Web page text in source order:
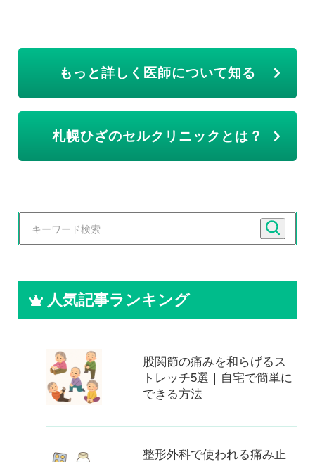
もっと詳しく医師について知る
札幌ひざのセルクリニックとは？
人気記事ランキング
股関節の痛みを和らげるス
トレッチ5選｜自宅で簡単に
できる方法
整形外科で使われる痛み止